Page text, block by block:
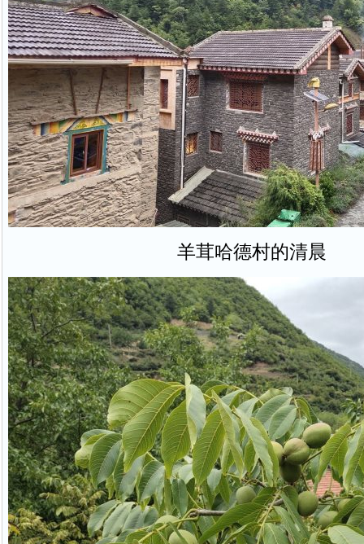
羊茸哈德村的清晨